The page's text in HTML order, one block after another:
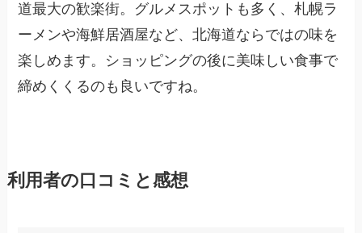
道最大の歓楽街。グルメスポットも多く、札幌ラ
ーメンや海鮮居酒屋など、北海道ならではの味を
楽しめます。ショッピングの後に美味しい食事で
締めくくるのも良いですね。
利用者の口コミと感想